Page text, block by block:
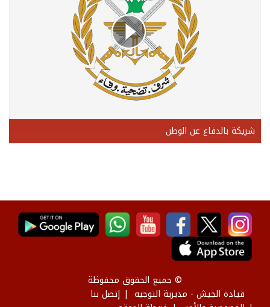
شريكة بالدفاع عن الوطن
© جميع الحقوق محفوظة
قيادة الجيش - مديرية التوجيه
إتصل بنا